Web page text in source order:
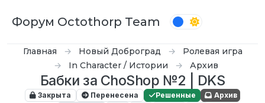
Форум Octothorp Team
Главная Новый Доброград
Ролевая игра
In Character / Истории
Архив
Бабки за ChoShop №2 | DKS
Закрыта Перенесена Решенные
Архив